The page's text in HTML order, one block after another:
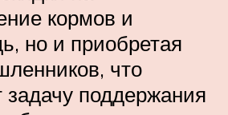
кормов и
но и приобретая
что
задачу поддержания